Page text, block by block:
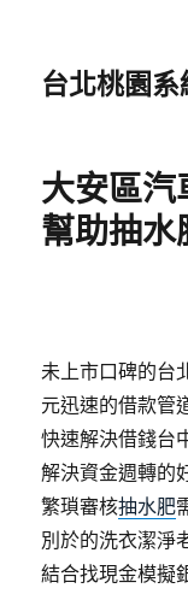
台北桃園
大安區汽
幫助抽水
未上市口碑的台
元迅速的借款管
快速解決借錢台
解決資金週轉的
繁瑣審核抽水肥
別於的洗衣潔淨
結合找現金模擬